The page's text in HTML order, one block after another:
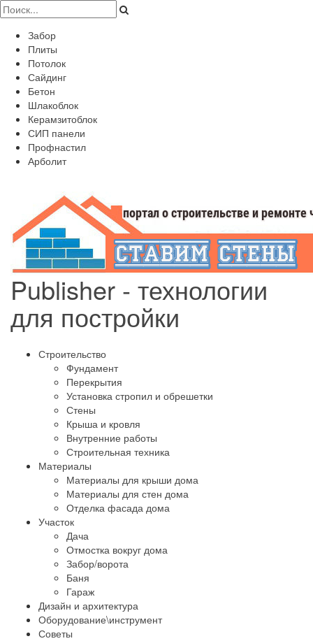
Забор
Плиты
Потолок
Сайдинг
Бетон
Шлакоблок
Керамзитоблок
СИП панели
Профнастил
Арболит
Publisher - технологии
для постройки
Строительство
Фундамент
Перекрытия
Установка стропил и обрешетки
Стены
Крыша и кровля
Внутренние работы
Строительная техника
Материалы
Материалы для крыши дома
Материалы для стен дома
Отделка фасада дома
Участок
Дача
Отмостка вокруг дома
Забор/ворота
Баня
Гараж
Дизайн и архитектура
Оборудование\инструмент
Советы